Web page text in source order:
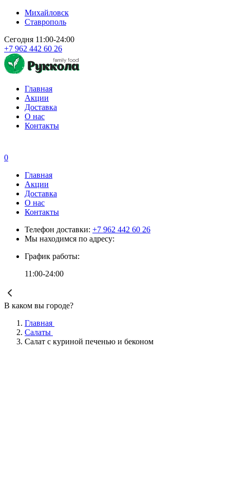
Михайловск
Ставрополь
Сегодня 11:00-24:00
+7 962 442 60 26
Главная
Акции
Доставка
О нас
Контакты
0
Главная
Акции
Доставка
О нас
Контакты
Телефон доставки: +7 962 442 60 26
Мы находимся по адресу:
График работы:
11:00-24:00
В каком вы городе?
Главная
Салаты
Салат с куриной печенью и беконом